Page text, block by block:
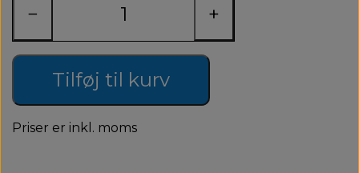
− +
Tilføj til kurv
Priser er inkl. moms